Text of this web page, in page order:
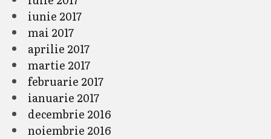
iunie 2017
mai 2017
aprilie 2017
martie 2017
februarie 2017
ianuarie 2017
decembrie 2016
noiembrie 2016